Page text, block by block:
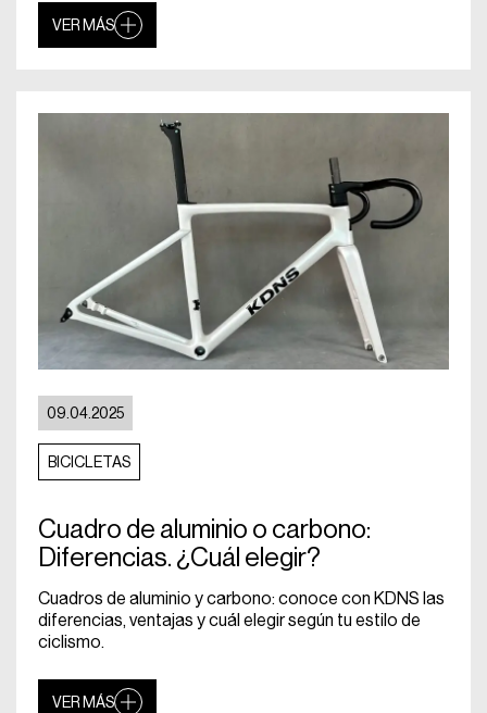
VER MÁS
09.04.2025
BICICLETAS
Cuadro de aluminio o carbono:
Diferencias. ¿Cuál elegir?
Cuadros de aluminio y carbono: conoce con KDNS las
diferencias, ventajas y cuál elegir según tu estilo de
ciclismo.
VER MÁS